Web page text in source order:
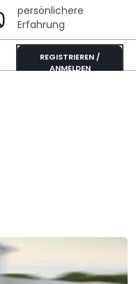
persönlichere
Erfahrung
REGISTRIEREN /
ANMELDEN